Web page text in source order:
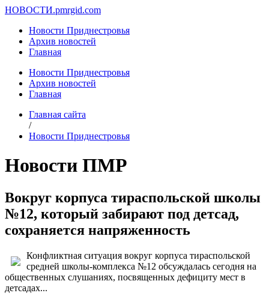
НОВОСТИ.pmrgid.com
Новости Приднестровья
Архив новостей
Главная
Новости Приднестровья
Архив новостей
Главная
Главная сайта
/
Новости Приднестровья
Новости ПМР
Вокруг корпуса тираспольской школы
№12, который забирают под детсад,
сохраняется напряженность
Конфликтная ситуация вокруг корпуса тираспольской
средней школы-комплекса №12 обсуждалась сегодня на
общественных слушаниях, посвященных дефициту мест в
детсадах...